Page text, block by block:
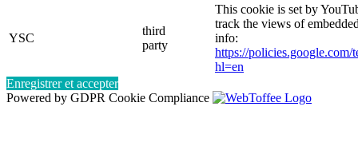
YSC
third
party
This cookie is set by
track the views of
info:
https://policies.google.com/
hl=en
Enregistrer et accepter
Powered by GDPR Cookie Compliance